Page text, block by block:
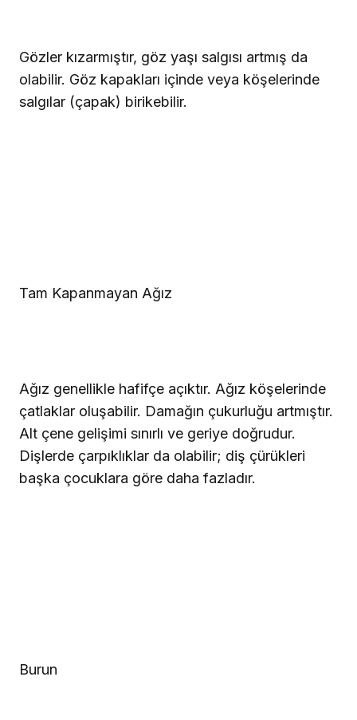
Gözler kızarmıştır, göz yaşı salgısı artmış da
olabilir. Göz kapakları içinde veya köşelerinde
salgılar (çapak) birikebilir.
Tam Kapanmayan Ağız
Ağız genellikle hafifçe açıktır. Ağız köşelerinde
çatlaklar oluşabilir. Damağın çukurluğu artmıştır.
Alt çene gelişimi sınırlı ve geriye doğrudur.
Dişlerde çarpıklıklar da olabilir; diş çürükleri
başka çocuklara göre daha fazladır.
Burun